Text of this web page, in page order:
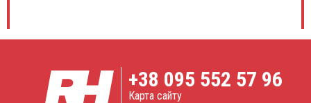
+38 095 552 57 96
Карта сайту